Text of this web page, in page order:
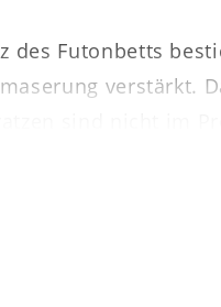
des Futonbetts
verstärkt.